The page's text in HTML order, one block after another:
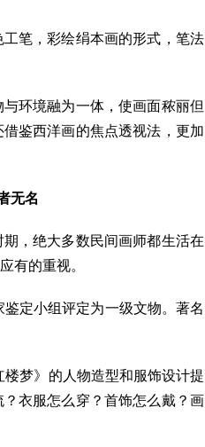
笔，彩绘绢本画的形式，笔法
环境融为一体，使画面秾丽但
鉴西洋画的焦点透视法，更加
无名
，绝大多数民间画师都生活在
有的重视。
定小组评定为一级文物。著名
梦》的人物造型和服饰设计提
衣服怎么穿？首饰怎么戴？画